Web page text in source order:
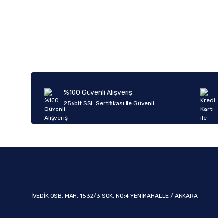
Ürün fiyatı diğer sitelerden daha pahalı.
Bu ürüne benzer farklı alternatifler olmalı.
%100 Güvenli Alışveriş
256bit SSL Sertifikası ile Güvenli
İVEDİK OSB. MAH. 1532/3 SOK. NO:4 YENİMAHALLE / ANKARA